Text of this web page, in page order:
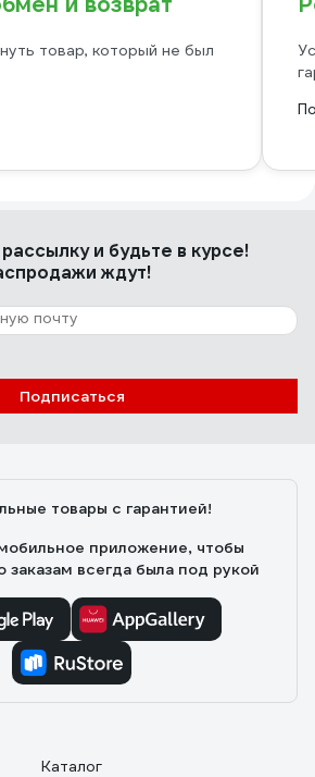
товар, который не был
и будьте в курсе!
ждут!
Подписаться
товары с гарантией!
приложение, чтобы
заказам всегда была под рукой
Каталог